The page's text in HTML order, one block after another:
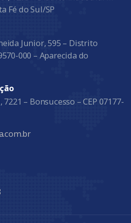
Fé do Sul/SP
Junior, 595 – Distrito
000 – Aparecida do
7221 – Bonsucesso – CEP 07177-